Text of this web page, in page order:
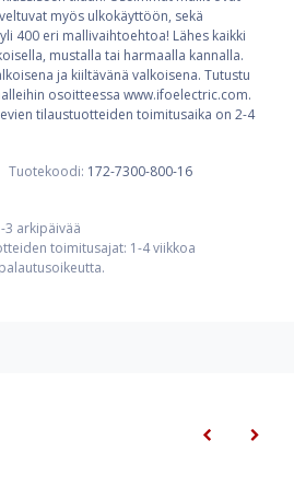
myös ulkokäyttöön, sekä
400 eri mallivaihtoehtoa! Lähes kaikki
mustalla tai harmaalla kannalla.
ja kiiltävänä valkoisena. Tutustu
osoitteessa www.ifoelectric.com.
tilaustuotteiden toimitusaika on 2-4
Tuotekoodi: 172-7300-800-16
arkipäivää
toimitusajat: 1-4 viikkoa